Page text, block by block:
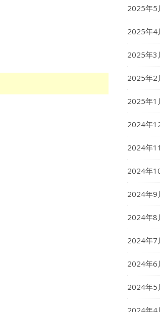
2025年5
2025年4
2025年3
2025年2
2025年1
2024年
2024年
2024年
2024年9
2024年8
2024年7
2024年6
2024年5